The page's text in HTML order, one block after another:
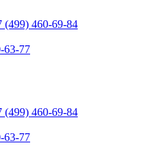
(499) 460-69-84
63-77
(499) 460-69-84
63-77